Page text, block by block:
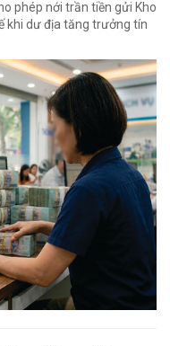
phép nới trần tiền gửi Kho
khi dư địa tăng trưởng tín